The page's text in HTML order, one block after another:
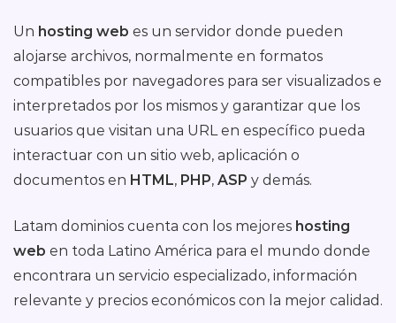
Un hosting web es un servidor donde pueden
alojarse archivos, normalmente en formatos
compatibles por navegadores para ser visualizados e
interpretados por los mismos y garantizar que los
usuarios que visitan una URL en específico pueda
interactuar con un sitio web, aplicación o
documentos en HTML, PHP, ASP y demás.
Latam dominios cuenta con los mejores hosting
web en toda Latino América para el mundo donde
encontrara un servicio especializado, información
relevante y precios económicos con la mejor calidad.